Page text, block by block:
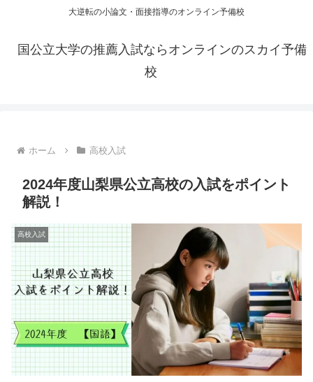
大逆転の小論文・面接指導のオンライン予備校
国公立大学の推薦入試ならオンラインのスカイ予備
校
ホーム 高校入試
2024年度山梨県公立高校の入試をポイント
解説！
高校入試